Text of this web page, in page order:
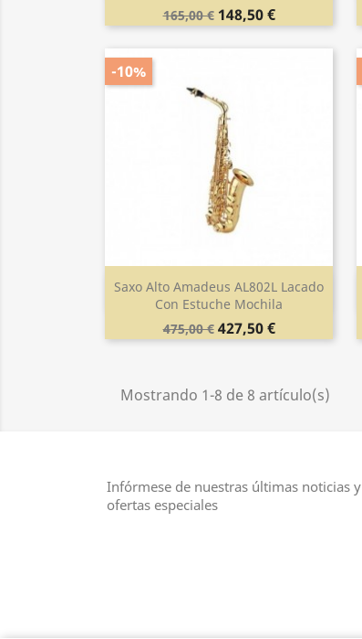
165,00 € 148,50 €
Saxo Alto Amadeus AL802L Lacado
Con Estuche Mochila
475,00 € 427,50 €
-10%
Vista rápida
Mostrando 1-8 de 8 artículo(s)
Infórmese de nuestras últimas noticias y
ofertas especiales